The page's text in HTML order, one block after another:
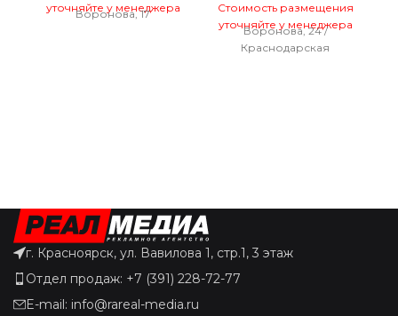
уточняйте у менеджера
Воронова, 17
Стоимость размещения
уточняйте у менеджера
Воронова, 24 /
Краснодарская
г. Красноярск, ул. Вавилова 1, стр.1, 3 этаж
Отдел продаж: +7 (391) 228-72-77
E-mail: info@rareal-media.ru